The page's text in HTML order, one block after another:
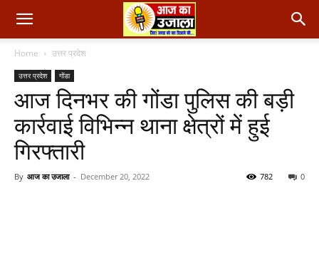
Home उत्तर प्रदेश
उत्तर प्रदेश गोंडा
आज दिनभर की गोंडा पुलिस की बड़ी
कार्रवाई विभिन्न थाना क्षेत्रों में हुई
गिरफ्तारी
By आज का उजाला - December 20, 2022 0
782